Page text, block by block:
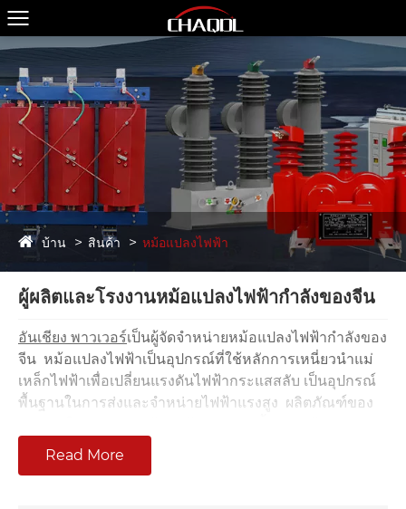
บ้าน สินค้า หม้อแปลงไฟฟ้า
ผู้ผลิตและโรงงานหม้อแปลงไฟฟ้ากำลังของจีน
อันเชียง พาวเวอร์เป็นผู้จัดจำหน่ายหม้อแปลงไฟฟ้ากำลังของ
จีน หม้อแปลงไฟฟ้าเป็นอุปกรณ์ที่ใช้หลักการเหนี่ยวนำแม่
เหล็กไฟฟ้าเพื่อเปลี่ยนแรงดันไฟฟ้ากระแสสลับ เป็นอุปกรณ์
พื้นฐานในการส่งและจำหน่ายไฟฟ้าแรงสูง ผลิตภัณฑ์ของ
ชนิดแห้ง และหม้อแปลงโลหะผสมอสัณฐาน เราสามารถ
Read More